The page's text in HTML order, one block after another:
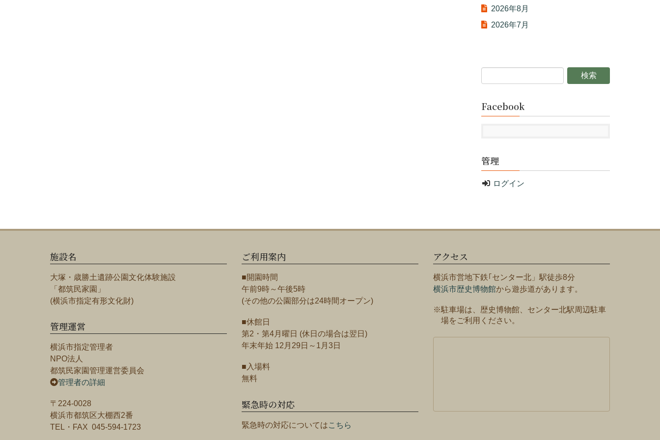
2026年8月
2026年7月
Facebook
管理
ログイン
施設名
大塚・歳勝土遺跡公園文化体験施設
「都筑民家園」
(横浜市指定有形文化財)
管理運営
横浜市指定管理者
NPO法人
都筑民家園管理運営委員会
管理者の詳細
〒224-0028
横浜市都筑区大棚西2番
TEL・FAX 045-594-1723
ご利用案内
■開園時間
午前9時～午後5時
(その他の公園部分は24時間オープン)
■休館日
第2・第4月曜日 (休日の場合は翌日)
年末年始 12月29日～1月3日
■入場料
無料
緊急時の対応
緊急時の対応についてはこちら
アクセス
横浜市営地下鉄｢センター北」駅徒歩8分
横浜市歴史博物館から遊歩道があります。
※駐車場は、歴史博物館、センター北駅周辺駐車
場をご利用ください。